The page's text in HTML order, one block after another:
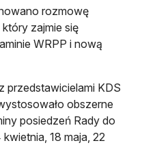
rozmowę
zajmie się
WRPP i nową
przedstawicielami KDS
obszerne
posiedzeń Rady do
18 maja, 22